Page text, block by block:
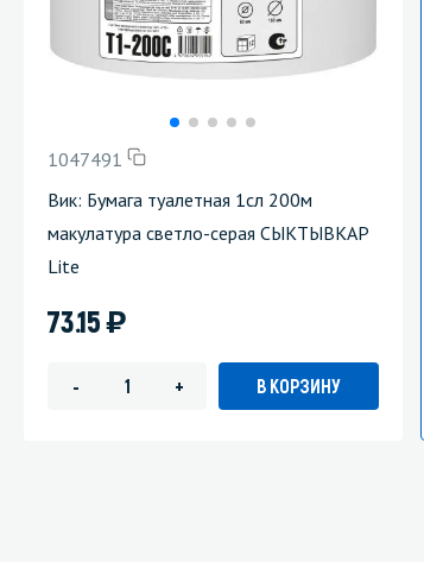
1047491
Вик: Бумага туалетная 1сл 200м
макулатура светло-серая СЫКТЫВКАР
Lite
73.15)
- + В КОРЗИНУ